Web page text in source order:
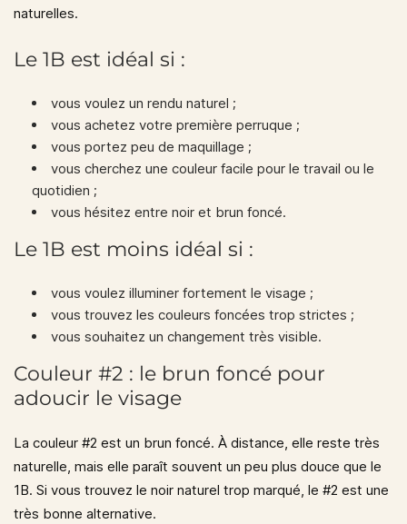
naturelles.
Le 1B est idéal si :
vous voulez un rendu naturel ;
vous achetez votre première perruque ;
vous portez peu de maquillage ;
vous cherchez une couleur facile pour le travail ou le
quotidien ;
vous hésitez entre noir et brun foncé.
Le 1B est moins idéal si :
vous voulez illuminer fortement le visage ;
vous trouvez les couleurs foncées trop strictes ;
vous souhaitez un changement très visible.
Couleur #2 : le brun foncé pour
adoucir le visage
La couleur #2 est un brun foncé. À distance, elle reste très
naturelle, mais elle paraît souvent un peu plus douce que le
1B. Si vous trouvez le noir naturel trop marqué, le #2 est une
très bonne alternative.